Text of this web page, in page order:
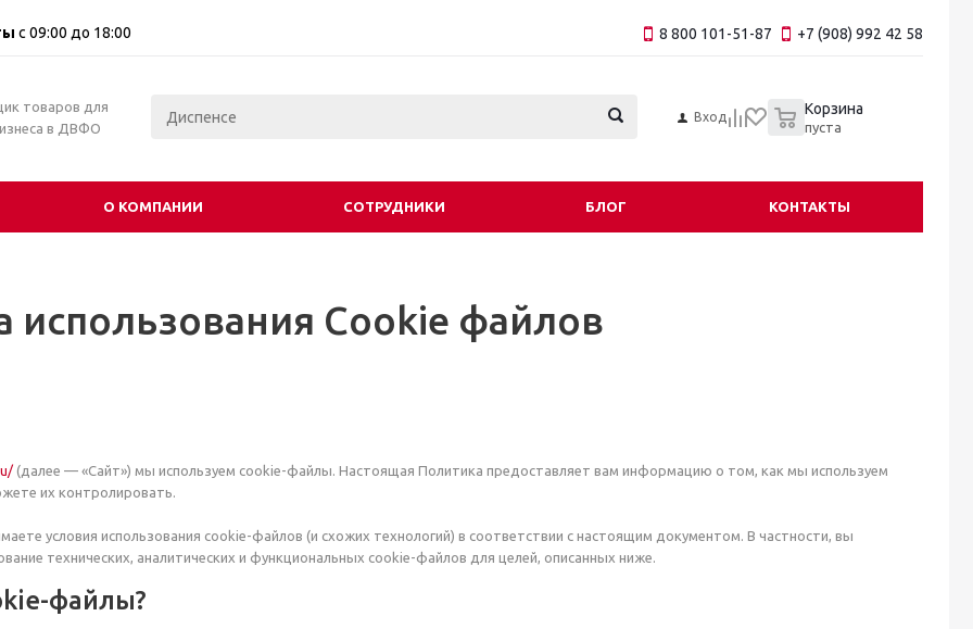
с 09:00 до 18:00 8 800 101-51-87 +7 (908) 992 42 58
товаров для
в ДВФО
Вход Корзина
пуста
О КОМПАНИИ СОТРУДНИКИ БЛОГ КОНТАКТЫ
использования Cookie файлов
(далее — «Сайт») мы используем cookie-файлы. Настоящая Политика предоставляет вам информацию о том, как мы используем
их контролировать.
условия использования cookie-файлов (и схожих технологий) в соответствии с настоящим документом. В частности, вы
технических, аналитических и функциональных cookie-файлов для целей, описанных ниже.
файлы?